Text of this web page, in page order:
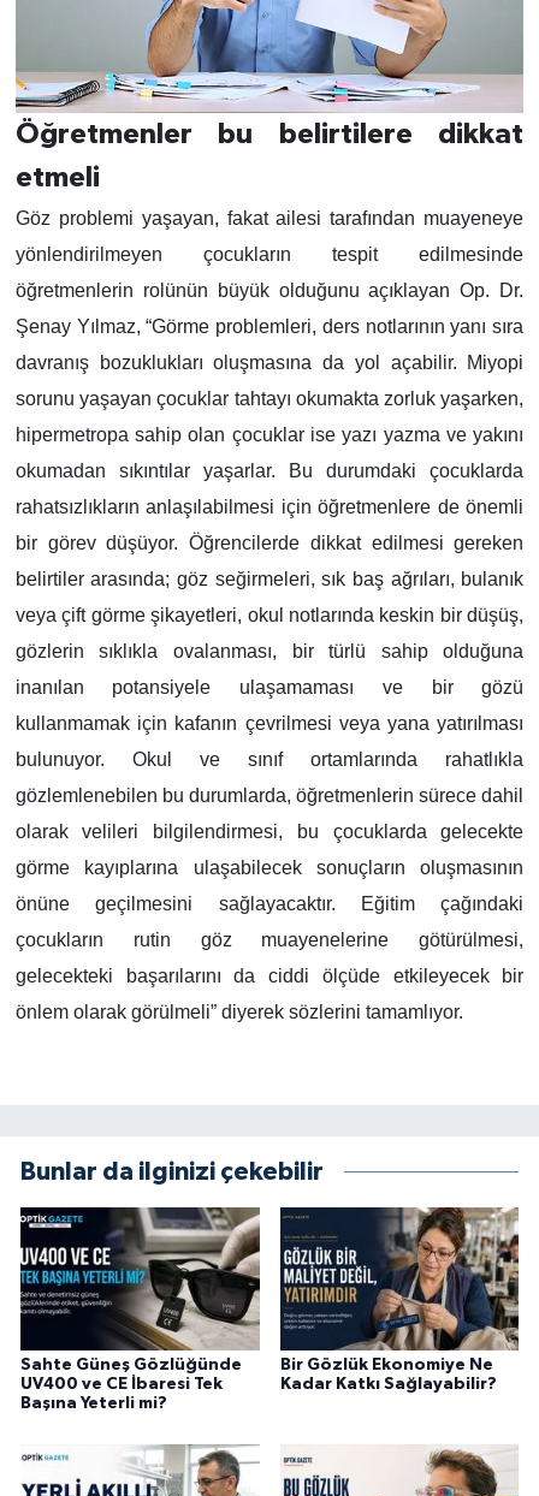
Öğretmenler bu belirtilere dikkat
etmeli
Göz problemi yaşayan, fakat ailesi tarafından muayeneye
yönlendirilmeyen çocukların tespit edilmesinde
öğretmenlerin rolünün büyük olduğunu açıklayan Op. Dr.
Şenay Yılmaz, “Görme problemleri, ders notlarının yanı sıra
davranış bozuklukları oluşmasına da yol açabilir. Miyopi
sorunu yaşayan çocuklar tahtayı okumakta zorluk yaşarken,
hipermetropa sahip olan çocuklar ise yazı yazma ve yakını
okumadan sıkıntılar yaşarlar. Bu durumdaki çocuklarda
rahatsızlıkların anlaşılabilmesi için öğretmenlere de önemli
bir görev düşüyor. Öğrencilerde dikkat edilmesi gereken
belirtiler arasında; göz seğirmeleri, sık baş ağrıları, bulanık
veya çift görme şikayetleri, okul notlarında keskin bir düşüş,
gözlerin sıklıkla ovalanması, bir türlü sahip olduğuna
inanılan potansiyele ulaşamaması ve bir gözü
kullanmamak için kafanın çevrilmesi veya yana yatırılması
bulunuyor. Okul ve sınıf ortamlarında rahatlıkla
gözlemlenebilen bu durumlarda, öğretmenlerin sürece dahil
olarak velileri bilgilendirmesi, bu çocuklarda gelecekte
görme kayıplarına ulaşabilecek sonuçların oluşmasının
önüne geçilmesini sağlayacaktır. Eğitim çağındaki
çocukların rutin göz muayenelerine götürülmesi,
gelecekteki başarılarını da ciddi ölçüde etkileyecek bir
önlem olarak görülmeli” diyerek sözlerini tamamlıyor.
Bunlar da ilginizi çekebilir
Sahte Güneş Gözlüğünde
UV400 ve CE İbaresi Tek
Başına Yeterli mi?
Bir Gözlük Ekonomiye Ne
Kadar Katkı Sağlayabilir?